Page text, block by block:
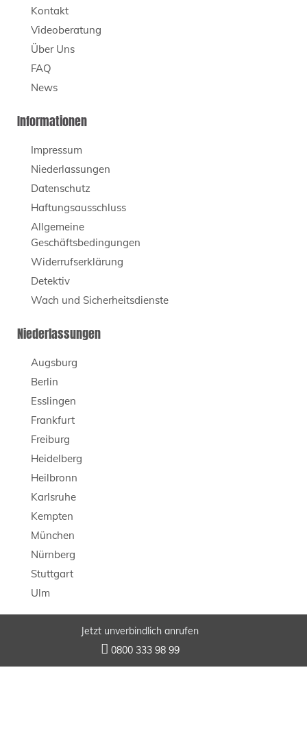
Jetzt unverbindlich anrufen
 0800 333 98 99
Kontakt
Videoberatung
Über Uns
FAQ
News
Informationen
Impressum
Niederlassungen
Datenschutz
Haftungsausschluss
Allgemeine
Geschäftsbedingungen
Widerrufserklärung
Detektiv
Wach und Sicherheitsdienste
Niederlassungen
Augsburg
Berlin
Esslingen
Frankfurt
Freiburg
Heidelberg
Heilbronn
Karlsruhe
Kempten
München
Nürnberg
Stuttgart
Ulm
© 2026 LB Detektei